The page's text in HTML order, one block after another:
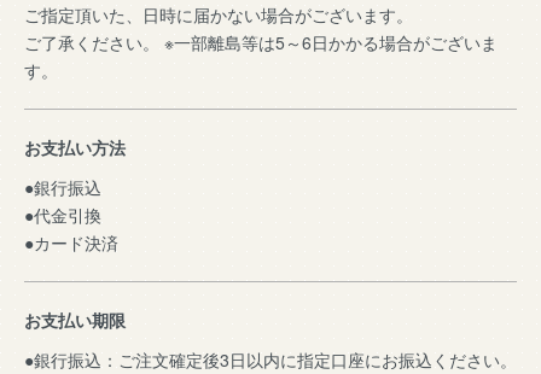
ご指定頂いた、日時に届かない場合がございます。
ご了承ください。 ※一部離島等は5～6日かかる場合がございま
す。
お支払い方法
●銀行振込
●代金引換
●カード決済
お支払い期限
●銀行振込：ご注文確定後3日以内に指定口座にお振込ください。